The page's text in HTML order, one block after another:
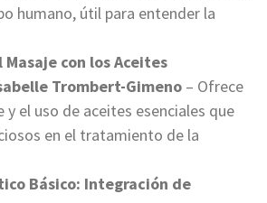
humano, útil para entender la
Masaje con los Aceites
Trombert-Gimeno – Ofrece
y el uso de aceites esenciales que
en el tratamiento de la
Básico: Integración de